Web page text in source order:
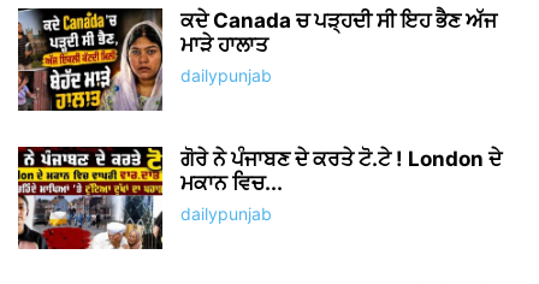
ਕਦੇ Canada ਚ ਪੜ੍ਹਦੀ ਸੀ ਇਹ ਭੈਣ ਅੱਜ
ਮਾੜੇ ਹਾਲਾਤ
dailypunjab
ਗੋਰੇ ਨੇ ਪੰਜਾਬਣ ਦੇ ਕਰਤੇ ਟੋ.ਟੇ ! London ਦੇ
ਮਕਾਨ ਵਿਚ...
dailypunjab